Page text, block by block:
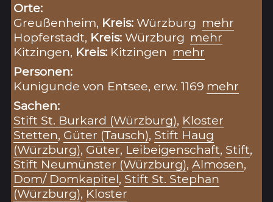
Orte:
Greußenheim, Kreis:Würzburg mehr
Hopferstadt, Kreis:Würzburg mehr
Kitzingen, Kreis: Kitzingen mehr
Personen:
Kunigunde von Entsee, erw. 1169 mehr
Sachen:
Stift St. Burkard (Würzburg), Kloster
Stetten, Güter (Tausch), Stift Haug
(Würzburg), Güter, Leibeigenschaft, Stift,
Stift Neumünster (Würzburg),Almosen,
Dom/ Domkapitel, Stift St. Stephan
(Würzburg), Kloster